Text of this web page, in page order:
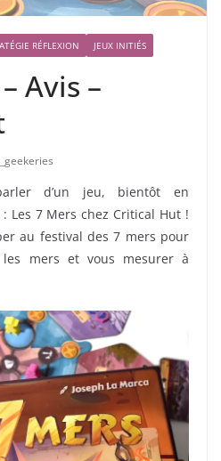
RÉFLEXION JEUX INITIÉS
Avis –
d’un jeu, bientôt en
Les 7 Mers chez Critical Hut !
au festival des 7 mers pour
mers et vous mesurer à